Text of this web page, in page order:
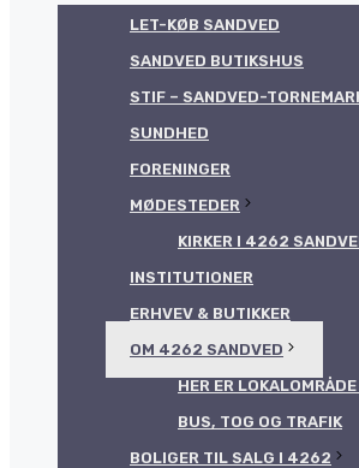
LET-KØB SANDVED
SANDVED BUTIKSHUS
STIF – SANDVED-
SUNDHED
FORENINGER
MØDESTEDER
KIRKER I 4262
INSTITUTIONER
ERHVEV & BUTIKKER
OM 4262 SANDVED
HER ER
BUS, TOG OG TRAFIK
BOLIGER TIL SALG I 4262